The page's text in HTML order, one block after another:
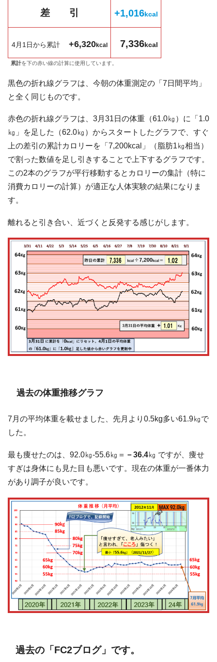
差 引 +1,016kcal
4月1日から累計 +6,320kcal 7,336kcal
累計を下の赤い線の計算に使用しています。
黒色の折れ線グラフは、今朝の体重測定の「7日間平均」
と全く同じものです。
赤色の折れ線グラフは、3月31日の体重（61.0㎏）に「1.0
㎏」を足した（62.0㎏）からスタートしたグラフで、すぐ
上の差引の累計カロリーを「7,200kcal」（脂肪1㎏相当）
で割った数値を足し引きすることで上下するグラフです。
この2本のグラフが平行移動するとカロリーの集計（特に
消費カロリーの計算）が適正な人体実験の結果になりま
す。
離れると引き合い、近づくと反発する感じがします。
過去の体重推移グラフ
7月の平均体重を載せました、先月より0.5kg多い61.9㎏で
した。
最も痩せたのは、92.0㎏-55.6㎏＝ －36.4㎏ ですが、痩せ
すぎは身体にも見た目も悪いです。現在の体重が一番体力
があり調子が良いです。
過去の「FC2ブログ」です。